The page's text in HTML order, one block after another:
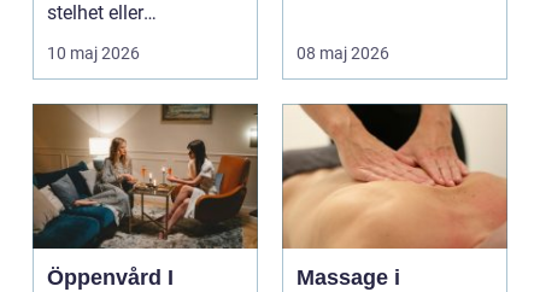
stelhet eller
återkommande värk
börjar...
10 maj 2026 08 maj 2026
Öppenvård I
Massage i